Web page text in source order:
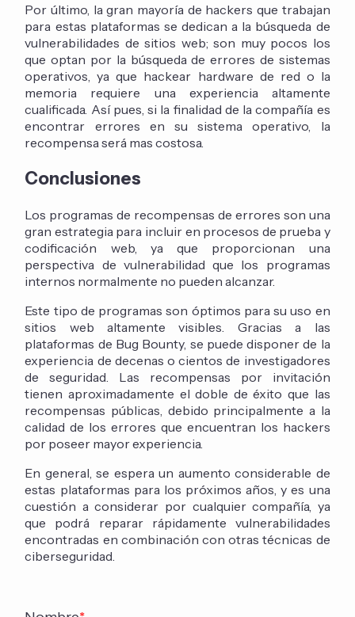
Por último, la gran mayoría de hackers que trabajan
para estas plataformas se dedican a la búsqueda de
vulnerabilidades de sitios web; son muy pocos los
que optan por la búsqueda de errores de sistemas
operativos, ya que hackear hardware de red o la
memoria requiere una experiencia altamente
cualificada. Así pues, si la finalidad de la compañía es
encontrar errores en su sistema operativo, la
recompensa será mas costosa.
Conclusiones
Los programas de recompensas de errores son una
gran estrategia para incluir en procesos de prueba y
codificación web, ya que proporcionan una
perspectiva de vulnerabilidad que los programas
internos normalmente no pueden alcanzar.
Este tipo de programas son óptimos para su uso en
sitios web altamente visibles. Gracias a las
plataformas de Bug Bounty, se puede disponer de la
experiencia de decenas o cientos de investigadores
de seguridad. Las recompensas por invitación
tienen aproximadamente el doble de éxito que las
recompensas públicas, debido principalmente a la
calidad de los errores que encuentran los hackers
por poseer mayor experiencia.
En general, se espera un aumento considerable de
estas plataformas para los próximos años, y es una
cuestión a considerar por cualquier compañía, ya
que podrá reparar rápidamente vulnerabilidades
encontradas en combinación con otras técnicas de
ciberseguridad.